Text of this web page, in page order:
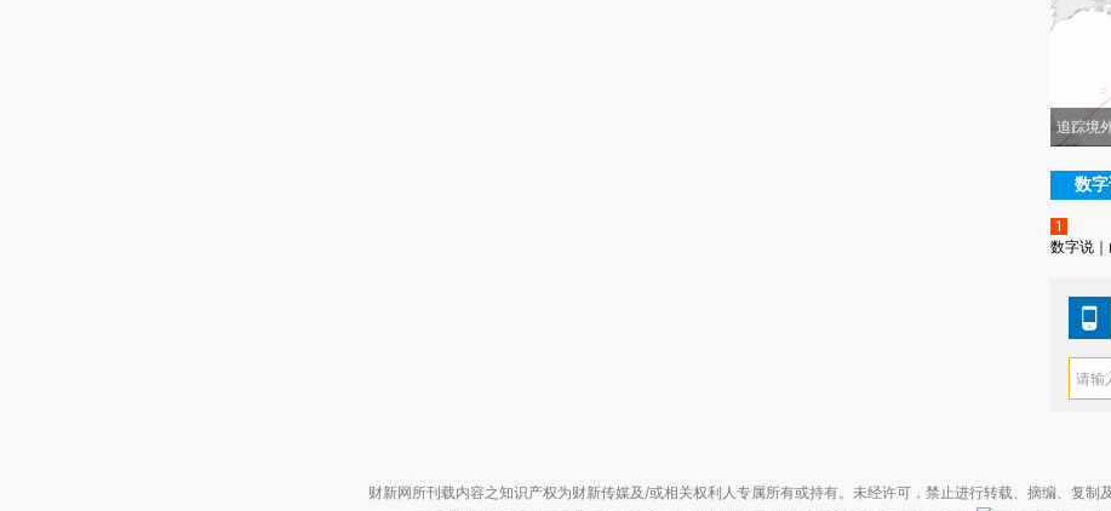
追踪境
数
1
数字说
财新网所刊载内容之知识产权为财新传媒及/或相关权利人专属所有或持有。未经许可，禁止进行转载、摘编、复制